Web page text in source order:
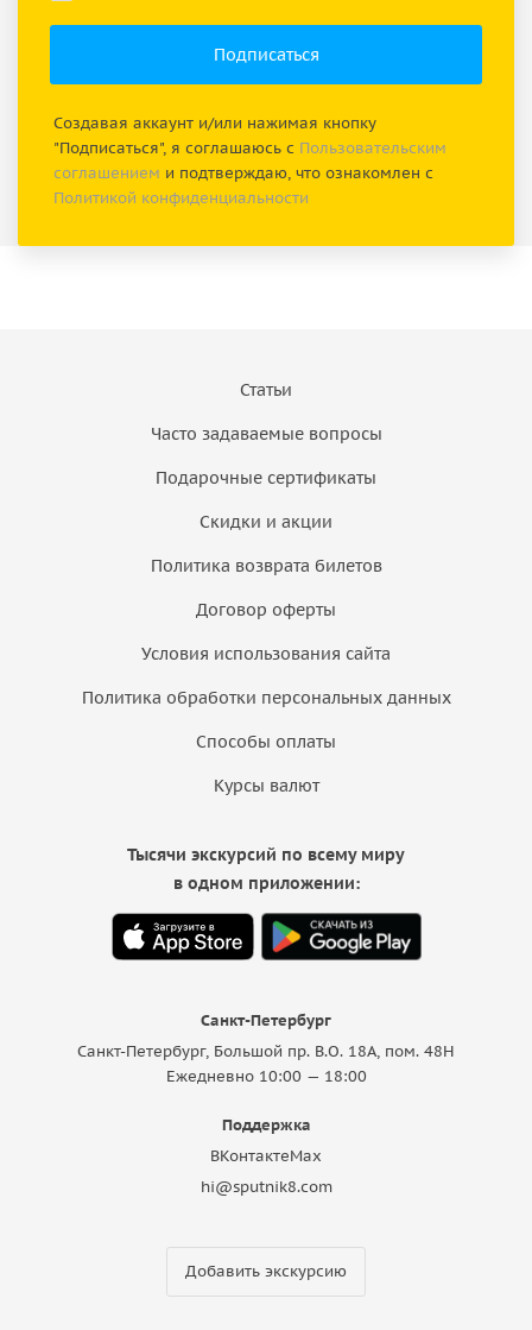
Создавая аккаунт и/или нажимая кнопку
"Подписаться", я соглашаюсь с Пользовательским
соглашением и подтверждаю, что ознакомлен с
Политикой конфиденциальности
Статьи
Часто задаваемые вопросы
Подарочные сертификаты
Скидки и акции
Политика возврата билетов
Договор оферты
Условия использования сайта
Политика обработки персональных данных
Способы оплаты
Курсы валют
Санкт-Петербург
Санкт-Петербург, Большой пр. В.О. 18A, пом. 48Н
Ежедневно 10:00 — 18:00
Поддержка
ВКонтактеMax
hi@sputnik8.com
Добавить экскурсию
Тысячи экскурсий по всему миру
в одном приложении: